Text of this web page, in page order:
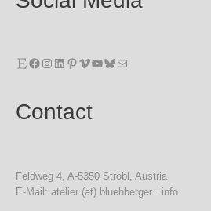
EtsyFacebook
Instagram
LinkedIn
Pinterest
Vimeo
YouTube
Bluesky
E-Mail
Contact
Feldweg 4, A-5350 Strobl, Austria
E-Mail: atelier (at) bluehberger . info